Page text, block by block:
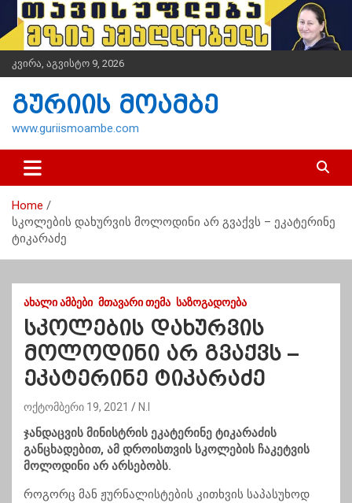
i
t
n
კვირა, აგვისტო 9, 2026
გურიის მოამბე
www.guriismoambe.com
Home
სკოლების დახურვის მოლოდინი არ გვაქვს – ეკატერინე
ტიკარაძე
ᲐᲮᲐᲚᲘ ᲐᲛᲑᲔᲑᲘ ᲛᲗᲐᲕᲐᲠᲘ ᲗᲔᲛᲐ ᲡᲐᲖᲝᲒᲐᲓᲝᲔᲑᲐ
სკოლების დახურვის
მოლოდინი არ გვაქვს –
ეკატერინე ტიკარაძე
ოქტომბერი 19, 2021 N.I
ჯანდაცვის მინისტრის ეკატერინე ტიკარაძის
განცხადებით, ამ დროისთვის სკოლების ჩაკეტვის
მოლოდინი არ არსებობს.
როგორც მან ჟურნალისტების კითხვის საპასუხოდ